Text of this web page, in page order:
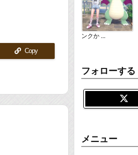
Copy
ンクか ...
フォローする
メニュー